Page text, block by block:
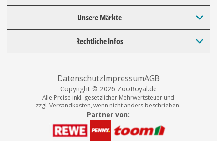
Unsere Märkte
Rechtliche Infos
DatenschutzImpressumAGB
Copyright © 2026 ZooRoyal.de
Alle Preise inkl. gesetzlicher Mehrwertsteuer und
zzgl. Versandkosten, wenn nicht anders beschrieben.
Partner von: